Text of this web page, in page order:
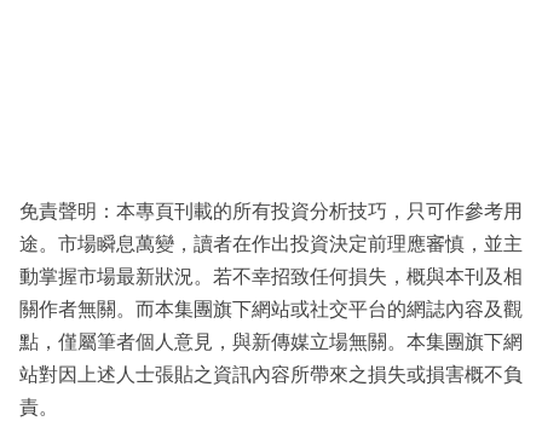
免責聲明：本專頁刊載的所有投資分析技巧，只可作參考用
途。市場瞬息萬變，讀者在作出投資決定前理應審慎，並主
動掌握市場最新狀況。若不幸招致任何損失，概與本刊及相
關作者無關。而本集團旗下網站或社交平台的網誌內容及觀
點，僅屬筆者個人意見，與新傳媒立場無關。本集團旗下網
站對因上述人士張貼之資訊內容所帶來之損失或損害概不負
責。